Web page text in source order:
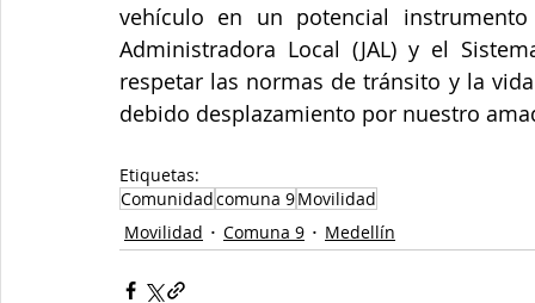
vehículo en un potencial
Administradora Local (JAL) y el
respetar las normas de tránsito y la
debido desplazamiento por nuestro
Etiquetas:
Comunidadcomuna 9Movilidad
Movilidad
Comuna 9 Medellín